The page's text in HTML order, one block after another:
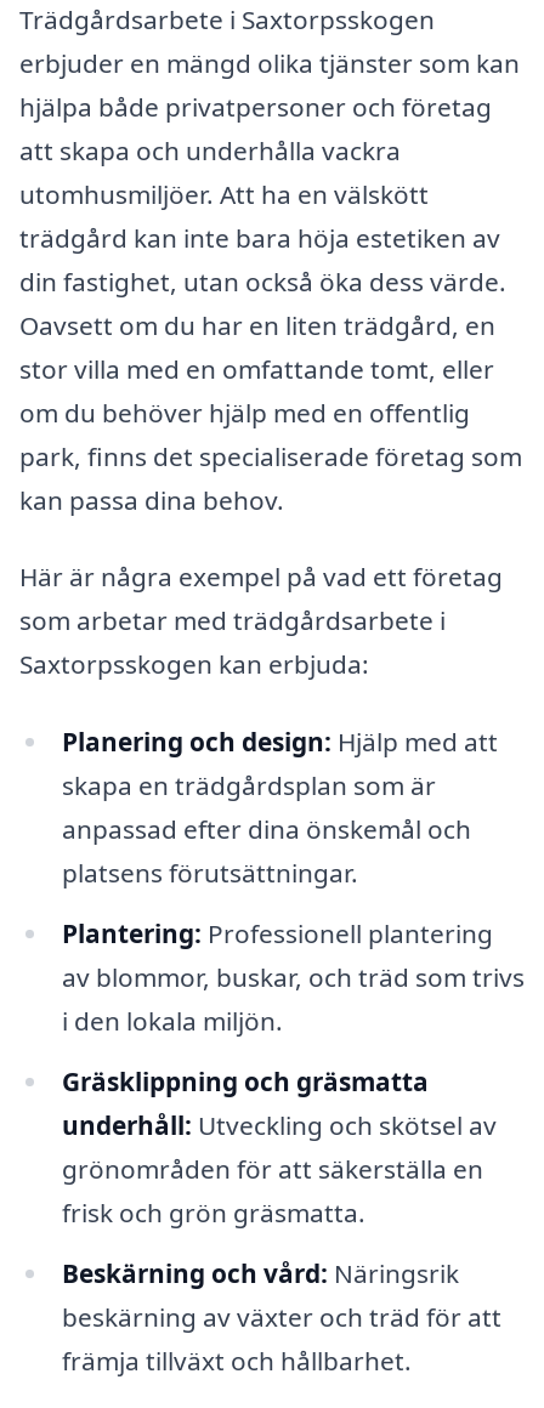
Trädgårdsarbete i Saxtorpsskogen
erbjuder en mängd olika tjänster som kan
hjälpa både privatpersoner och företag
att skapa och underhålla vackra
utomhusmiljöer. Att ha en välskött
trädgård kan inte bara höja estetiken av
din fastighet, utan också öka dess värde.
Oavsett om du har en liten trädgård, en
stor villa med en omfattande tomt, eller
om du behöver hjälp med en offentlig
park, finns det specialiserade företag som
kan passa dina behov.
Här är några exempel på vad ett företag
som arbetar med trädgårdsarbete i
Saxtorpsskogen kan erbjuda:
Planering och design: Hjälp med att
skapa en trädgårdsplan som är
anpassad efter dina önskemål och
platsens förutsättningar.
Plantering: Professionell plantering
av blommor, buskar, och träd som trivs
i den lokala miljön.
Gräsklippning och gräsmatta
underhåll: Utveckling och skötsel av
grönområden för att säkerställa en
frisk och grön gräsmatta.
Beskärning och vård: Näringsrik
beskärning av växter och träd för att
främja tillväxt och hållbarhet.